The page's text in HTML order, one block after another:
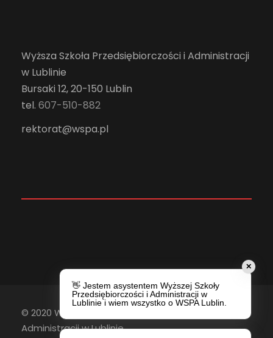
Wyższa Szkoła Przedsiębiorczości i Administracji
w Lublinie
Bursaki 12, 20-150 Lublin
tel. 607-510-882
rektorat@wspa.pl
© 2020 Wyższa Szkoła Przedsiębiorczości i
Administracji w Lublinie
✕
👋 Jestem asystentem Wyższej Szkoły
Przedsiębiorczości i Administracji w
Lublinie i wiem wszystko o WSPA Lublin.